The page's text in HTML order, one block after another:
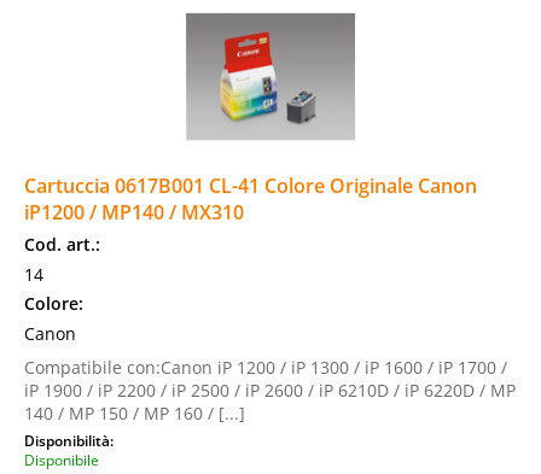
Cartuccia 0617B001 CL-41 Colore Originale Canon
iP1200 / MP140 / MX310
Cod. art.:
14
Colore:
Canon
Compatibile con:Canon iP 1200 / iP 1300 / iP 1600 / iP 1700 /
iP 1900 / iP 2200 / iP 2500 / iP 2600 / iP 6210D / iP 6220D / MP
140 / MP 150 / MP 160 / [...]
Disponibilità:
Disponibile